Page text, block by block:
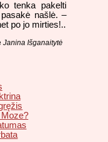
tenka pakelti
našlė. –
po jo mirties!..
Janina Išganaitytė